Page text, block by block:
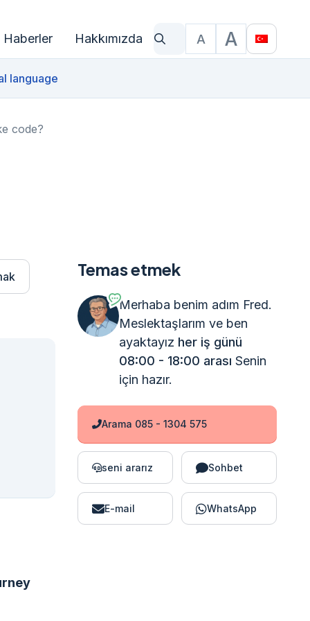
Haberler Hakkımızda
Ne arıyorsun?
Yazı Boyutu
A A
language
code?
Temas etmek
Merhaba benim adım Fred.
Meslektaşlarım ve ben
ayaktayız her iş günü
08:00 - 18:00 arası Senin
için hazır.
Arama 085 - 1304 575
seni ararız Sohbet
E-mail WhatsApp